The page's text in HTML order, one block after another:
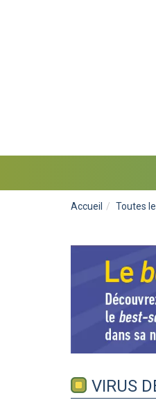
Accueil Toutes
VIRUS